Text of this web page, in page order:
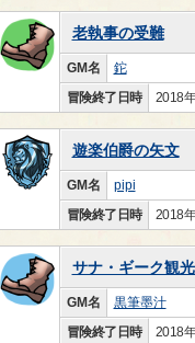
老執事の受難
GM名 鉈
冒険終了日時
2018
遊楽伯爵の矢文
GM名 pipi
冒険終了日時
2018
サナ・ギーク観
GM名 黒筆墨汁
冒険終了日時
2018